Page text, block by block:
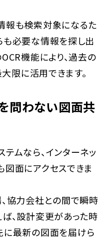
報も検索対象になるた
も必要な情報を探し出
機能により、過去の
限に活用できます。
問わない図面共
ムなら、インターネッ
図面にアクセスできま
協力会社との間で瞬時
、設計変更があった時
に最新の図面を届けら